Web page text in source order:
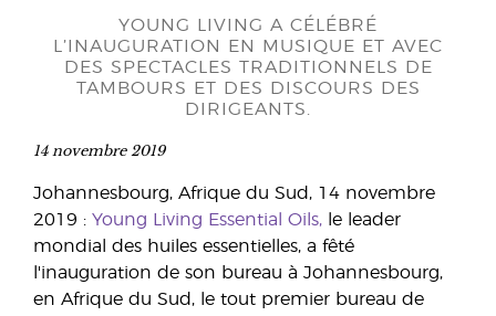
YOUNG LIVING A CÉLÉBRÉ
L’INAUGURATION EN MUSIQUE ET AVEC
DES SPECTACLES TRADITIONNELS DE
TAMBOURS ET DES DISCOURS DES
DIRIGEANTS.
14 novembre 2019
Johannesbourg, Afrique du Sud, 14 novembre
2019 : Young Living Essential Oils, le leader
mondial des huiles essentielles, a fêté
l'inauguration de son bureau à Johannesbourg,
en Afrique du Sud, le tout premier bureau de